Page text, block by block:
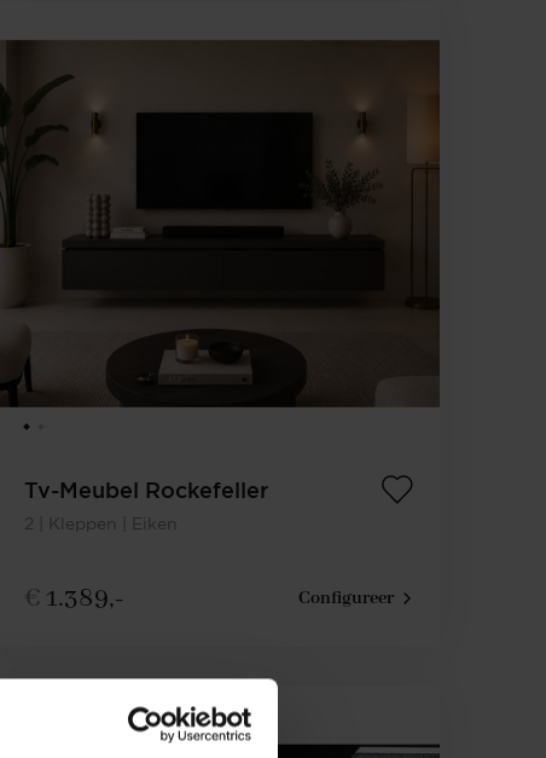
Tv-Meubel Rockefeller
2 | Kleppen | Eiken
€ 1.389,- Configureer